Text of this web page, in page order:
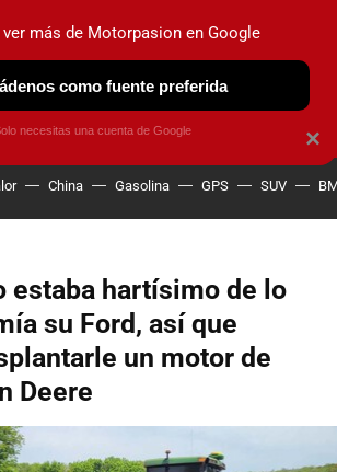
ELÉCTRICOS OBSERVATORIO
China Gasolina GPS SUV
estaba hartísimo de lo
su Ford, así que
un motor de
Deere
×
ver más de Motorpasion en Google
como fuente preferida
necesitas una cuenta de Google